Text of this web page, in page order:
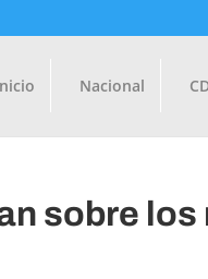
Nacional
sobre los